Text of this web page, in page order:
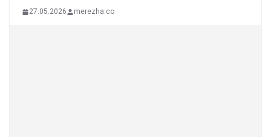
27.05.2026 merezha.co